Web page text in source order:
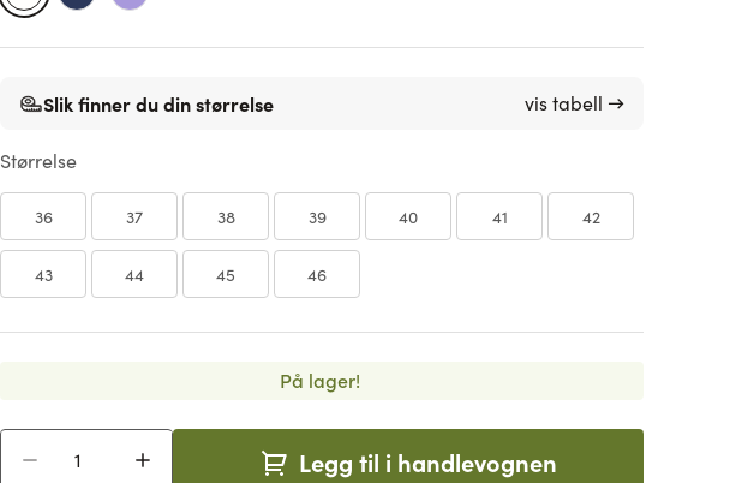
Slik finner du din størrelse vis tabell →
Størrelse
36 37 38 39 40 41 42
43 44 45 46
På lager!
Legg til i handlevognen